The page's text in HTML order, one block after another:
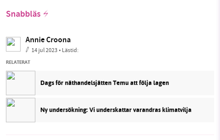
Snabbläs
Annie Croona
14 jul 2023• Lästid:
RELATERAT
Dags för näthandelsjätten Temu att följa lagen
Ny undersökning: Vi underskattar varandras klimatvilja